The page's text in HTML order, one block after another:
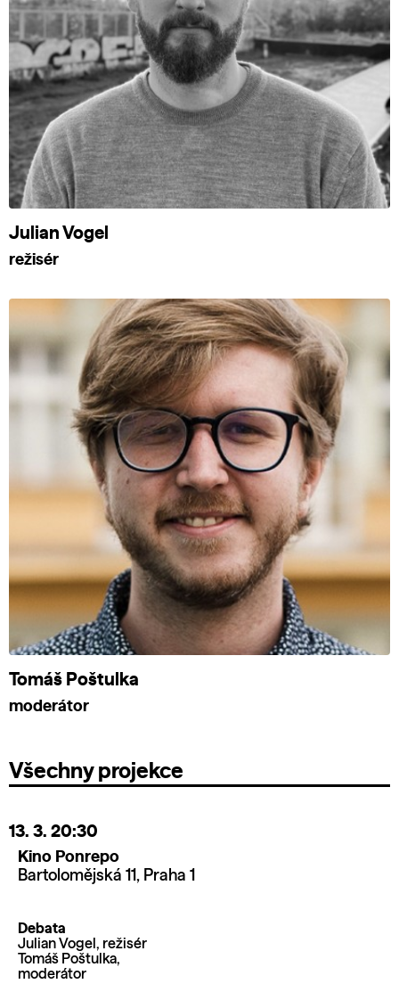
Julian Vogel
režisér
Tomáš Poštulka
moderátor
Všechny projekce
13. 3. 20:30
Kino Ponrepo
Bartolomějská 11, Praha 1
Debata
Julian Vogel, režisér
Tomáš Poštulka,
moderátor